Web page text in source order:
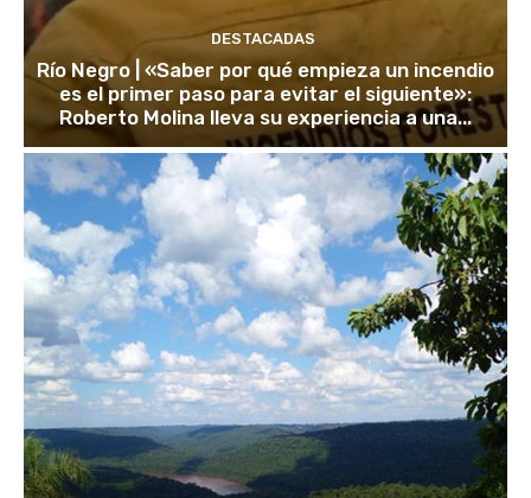
DESTACADAS
Río Negro | «Saber por qué empieza un incendio
es el primer paso para evitar el siguiente»:
Roberto Molina lleva su experiencia a una...